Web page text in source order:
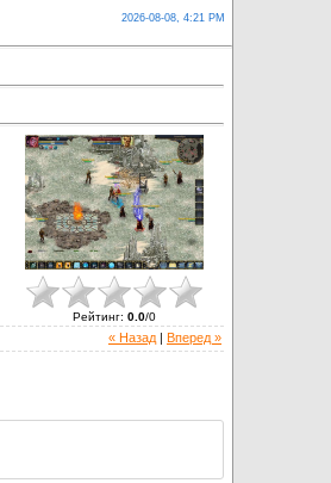
2026-08-08, 4:21 PM
Рейтинг: 0.0/0
« Назад | Вперед »